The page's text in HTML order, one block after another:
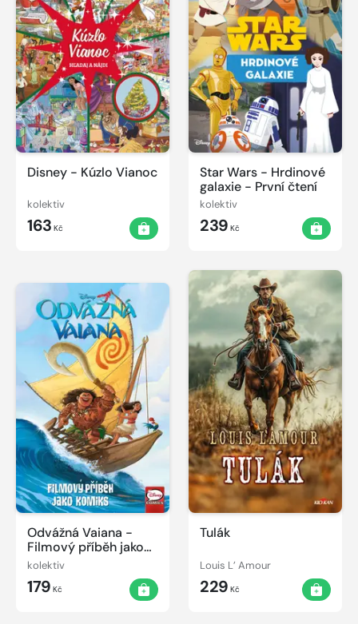
Disney - Kúzlo Vianoc
kolektiv
163 Kč
Star Wars - Hrdinové
galaxie - První čtení
kolektiv
239 Kč
Odvážná Vaiana -
Filmový příběh jako
komiks
kolektiv
179 Kč
Tulák
Louis L’ Amour
229 Kč